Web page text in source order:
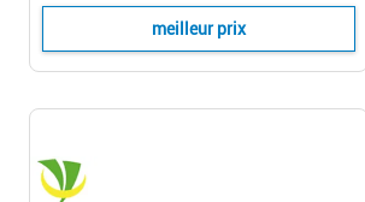
stable et uniforme
meilleur prix